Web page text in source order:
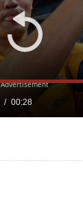
00:28